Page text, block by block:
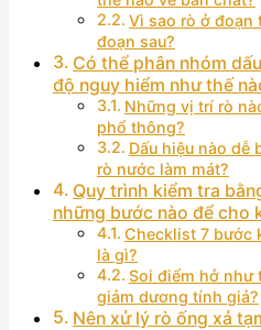
Vì sao rò ở đoạn
đoạn sau?
Có thể phân nhóm
độ nguy hiểm như thế
Những vị trí rò
phổ thông?
Dấu hiệu nào dễ
rò nước làm mát?
Quy trình kiểm tra
những bước nào để cho
Checklist 7 bước
là gì?
Soi điểm hở như
giảm dương tính giả?
Nên xử lý rò ống xả